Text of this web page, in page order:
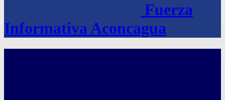
Fuerza
Informativa Aconcagua